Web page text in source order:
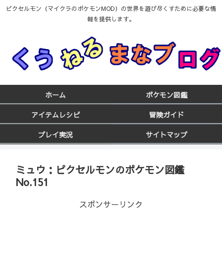
ピクセルモン（マイクラのポケモンMOD）の世界を遊び尽くすために必要な情
報を提供します。
ホーム
ポケモン図鑑
アイテムレシピ
冒険ガイド
プレイ実況
サイトマップ
ミュウ：ピクセルモンのポケモン図鑑
No.151
スポンサーリンク